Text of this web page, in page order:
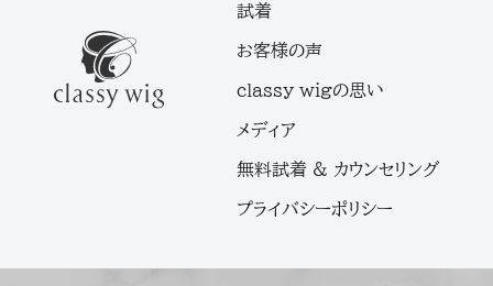
試着
お客様の声
classy wigの思い
メディア
無料試着 & カウンセリング
プライバシーポリシー